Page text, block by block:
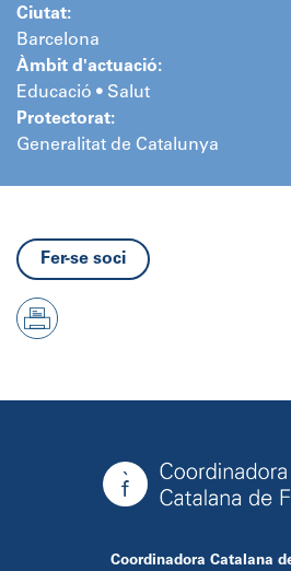
Ciutat:
Barcelona
Àmbit d'actuació:
Educació • Salut
Protectorat:
Generalitat de Catalunya
Fer-se soci
Coordinadora Catalana